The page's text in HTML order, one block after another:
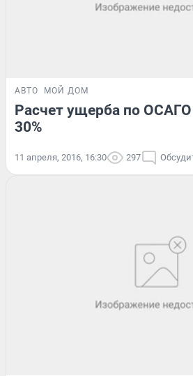
АВТО МОЙ ДОМ
Расчет ущерба по
30%
11 апреля, 2016, 16:30 297